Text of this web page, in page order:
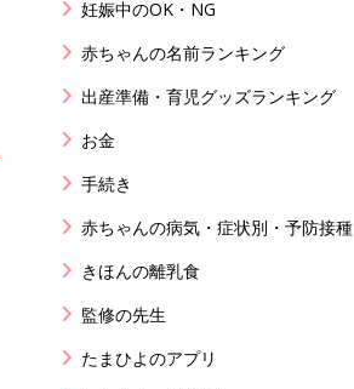
妊娠中のOK・NG
赤ちゃんの名前ランキング
出産準備・育児グッズランキング
お金
手続き
赤ちゃんの病気・症状別・予防接種
きほんの離乳食
監修の先生
たまひよのアプリ